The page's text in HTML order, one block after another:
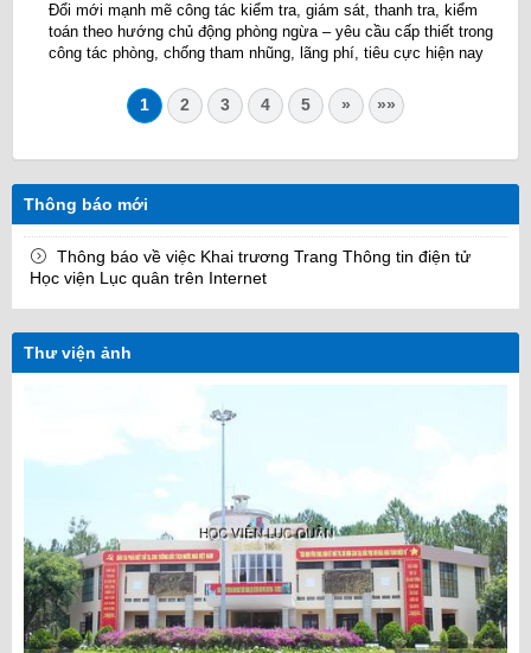
Đổi mới mạnh mẽ công tác kiểm tra, giám sát, thanh tra, kiểm
toán theo hướng chủ động phòng ngừa – yêu cầu cấp thiết trong
công tác phòng, chống tham nhũng, lãng phí, tiêu cực hiện nay
1 2 3 4 5 » »»
Thông báo mới
Thông báo về việc Khai trương Trang Thông tin điện tử
Học viện Lục quân trên Internet
Thư viện ảnh